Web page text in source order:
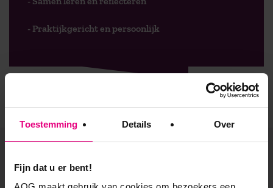
Toestemming Details Over
Fijn dat u er bent!
- Praktijkgericht en persoonlijk
De vooruitgang voor zijn?